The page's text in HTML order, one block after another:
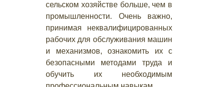
сельском хозяйстве больше, чем в
промышленности. Очень важно,
принимая неквалифицированных
рабочих для обслуживания машин
и механизмов, ознакомить их с
безопасными методами труда и
обучить их необходимым